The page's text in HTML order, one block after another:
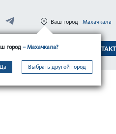
ТЕХПОДДЕРЖКА
город – Махачкала?
Да Выбрать другой город
Ваш город Махачкала